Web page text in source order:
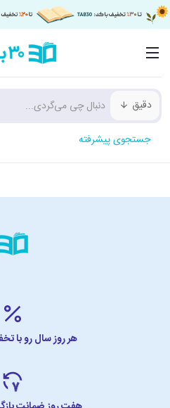
دقیق
جستجوی پیشرفته
هر روز سال رو با